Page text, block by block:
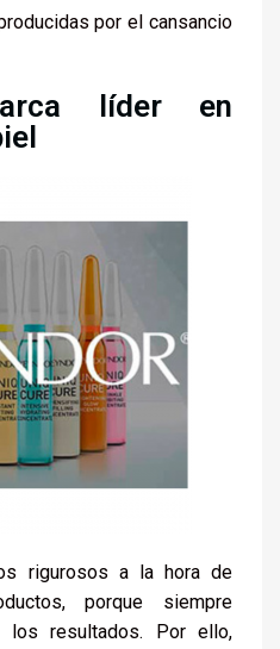
por el cansancio
líder en
rigurosos a la hora de
porque siempre
resultados. Por ello,